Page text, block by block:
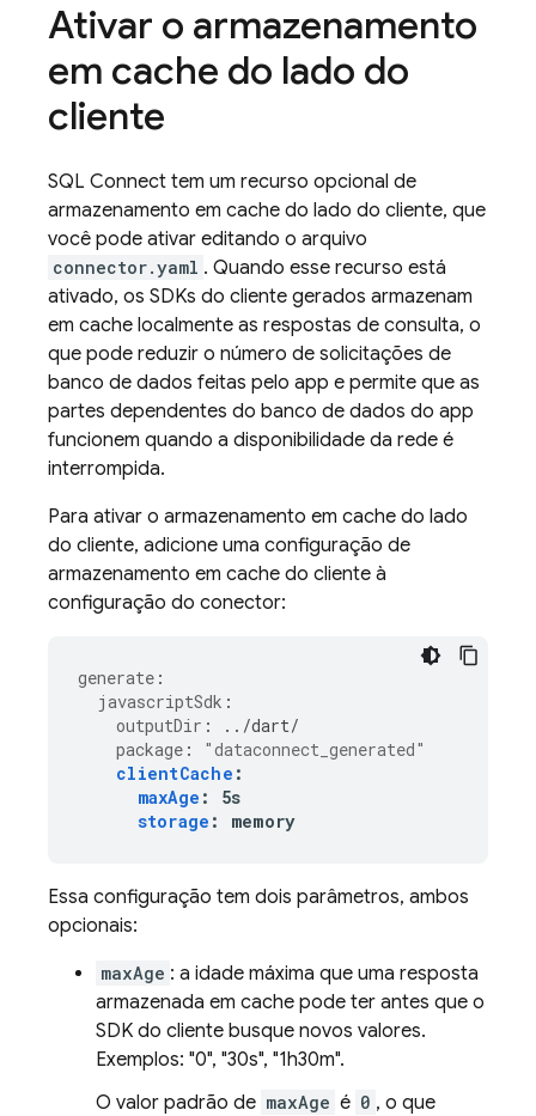
Ativar o armazenamento
em cache do lado do
cliente
SQL Connect tem um recurso opcional de
armazenamento em cache do lado do cliente, que
você pode ativar editando o arquivo
connector.yaml . Quando esse recurso está
ativado, os SDKs do cliente gerados armazenam
em cache localmente as respostas de consulta, o
que pode reduzir o número de solicitações de
banco de dados feitas pelo app e permite que as
partes dependentes do banco de dados do app
funcionem quando a disponibilidade da rede é
interrompida.
Para ativar o armazenamento em cache do lado
do cliente, adicione uma configuração de
armazenamento em cache do cliente à
configuração do conector:
generate :
javascriptSdk :
outputDir :
../dart/
package :
"dataconnect_generated"
clientCache :
maxAge :
5s
storage : memory
Essa configuração tem dois parâmetros, ambos
opcionais:
maxAge : a idade máxima que uma resposta
armazenada em cache pode ter antes que o
SDK do cliente busque novos valores.
Exemplos: "0", "30s", "1h30m".
O valor padrão de maxAge é 0 , o que